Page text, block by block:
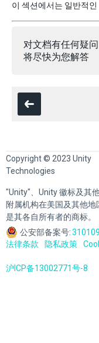
이 섹션에서는 일반적
对文档有任何疑
将尽快为您解答
Copyright © 2023 Unity
Technologies
"Unity"、Unity 徽标及其
附属机构在美国及其他
是其各自所有者的商标。
公安部备案号:
法律条款
隐私政策
沪ICP备13002771号-8